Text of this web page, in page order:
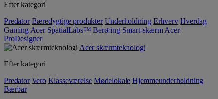
Efter kategori
Predator Bæredygtige produkter Underholdning Erhverv Hverdag
Gaming Acer SpatialLabs™ Berøring Smart-skærm Acer
ProDesigner
Acer skærmteknologi
Efter kategori
Predator Vero Klasseværelse Mødelokale Hjemmeunderholdning
Bærbar